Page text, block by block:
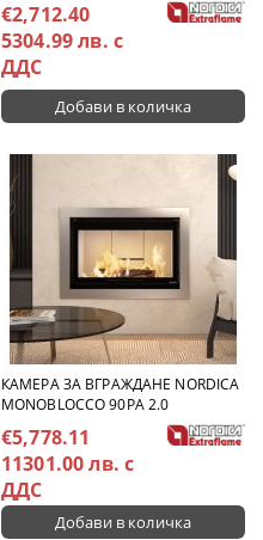
€2,712.40
5304.99 лв. с
ДДС
КАМЕРА ЗА ВГРАЖДАНЕ NORDICA
MONOBLOCCO 90PA 2.0
€5,778.11
11301.00 лв. с
ДДС